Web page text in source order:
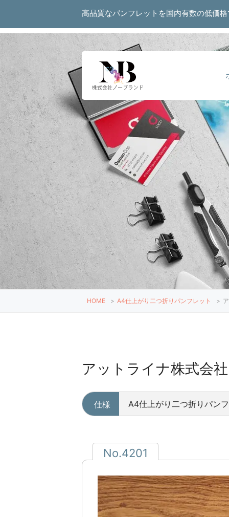
高品質なパンフレットを国内有数の低価
HOME > A4仕上がり二つ折りパンフレット >
アットライナ株式会
仕様 A4仕上がり二つ折りパン
No.4201